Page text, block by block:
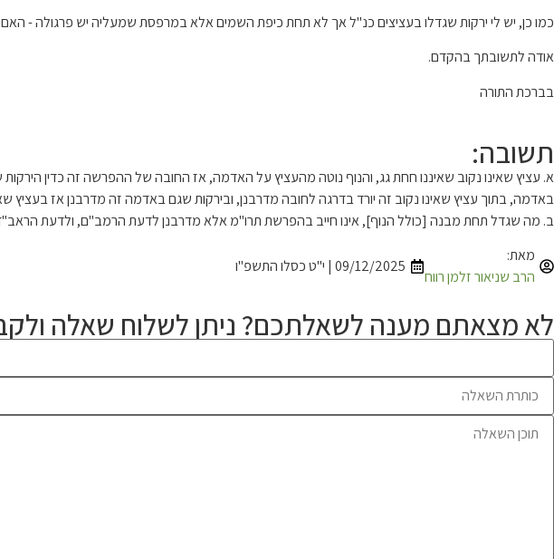
כמו כן, יש לי ירקות שגדלו בעציצים כנ"ל אך לא תחת כיפת השמים אלא במרפסת שמעליה יש פרגולה -
אודה לתשובתך בהקדם.
בברכת התורה
תשובה:
א. עציץ שאינו נקוב שאיננו חחת גג, והנוף נוטה מהעציץ על האדמה, אז החובה של ההפרשה זה כדין
באדמה, בתוך עציץ שאינו נקוב זה יורד בדרגה לחובה מדרבנן, ובירקות שגם באדמה זה מדרבנן אז בעציץ
ב. מה שגדל תחת מבנה [כולל הנוף], אינו חייב בהפרשת תרו"מ אלא מדרבנן לדעת הרמב"ם, ולדעת הראב"ד
מאת:
הרב שניאור זלמן רווח
09/12/2025 | י"ט כסלו התשפ"ו
לא מצאתם מענה לשאלתכם? ניתן לשלוח שאלה